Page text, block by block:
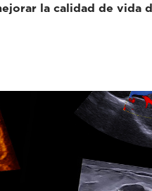
la calidad de vida